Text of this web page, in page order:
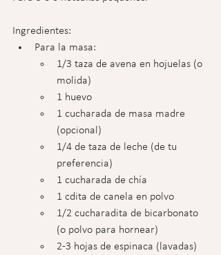
Ingredientes:
Para la masa:
1/3 taza de avena en hojuelas (o
molida)
1 huevo
1 cucharada de masa madre
(opcional)
1/4 de taza de leche (de tu
preferencia)
1 cucharada de chía
1 cdita de canela en polvo
1/2 cucharadita de bicarbonato
(o polvo para hornear)
2-3 hojas de espinaca (lavadas)